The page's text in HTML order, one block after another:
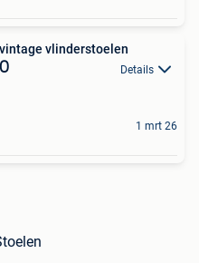
Set van 6 vintage vlinderstoelen
Details
1 mrt 26